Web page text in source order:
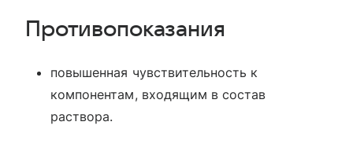
Противопоказания
повышенная чувствительность к
компонентам, входящим в состав
раствора.